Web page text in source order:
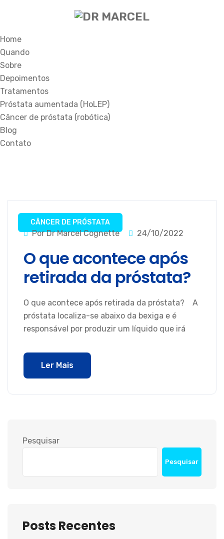
Home
Quando
Sobre
Depoimentos
Tratamentos
Próstata aumentada (HoLEP)
Câncer de próstata (robótica)
Blog
Contato
CÂNCER DE PRÓSTATA
Por Dr Marcel Cognette 24/10/2022
O que acontece após
retirada da próstata?
O que acontece após retirada da próstata? A
próstata localiza-se abaixo da bexiga e é
responsável por produzir um líquido que irá
Ler Mais
Pesquisar
Pesquisar
Posts Recentes